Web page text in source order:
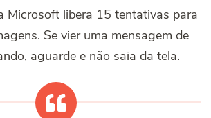
Microsoft libera 15 tentativas para
Se vier uma mensagem de
aguarde e não saia da tela.